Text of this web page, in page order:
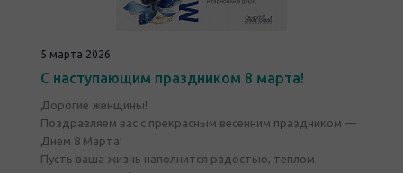
5 марта 2026
С наступающим праздником 8 марта!
Дорогие женщины!
Поздравляем вас с прекрасным весенним праздником —
Днем 8 Марта!
Пусть ваша жизнь наполнится радостью, теплом